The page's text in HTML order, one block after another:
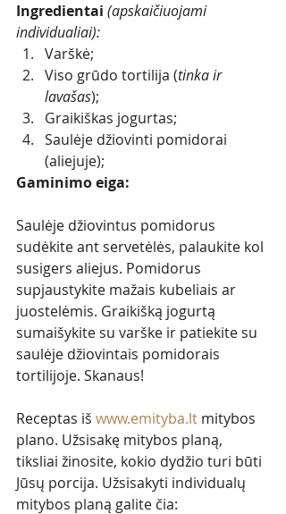
Ingredientai (apskaičiuojami
individualiai):
Varškė;
Viso grūdo tortilija (tinka ir
lavašas);
Graikiškas jogurtas;
Saulėje džiovinti pomidorai
(aliejuje);
Gaminimo eiga:
Saulėje džiovintus pomidorus
sudėkite ant servetėlės, palaukite kol
susigers aliejus. Pomidorus
supjaustykite mažais kubeliais ar
juostelėmis. Graikišką jogurtą
sumaišykite su varške ir patiekite su
saulėje džiovintais pomidorais
tortilijoje. Skanaus!
Receptas iš www.emityba.lt mitybos
plano. Užsisakę mitybos planą,
tiksliai žinosite, kokio dydžio turi būti
Jūsų porcija. Užsisakyti individualų
mitybos planą galite čia: